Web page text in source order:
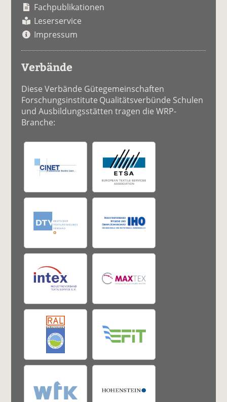
Fachpublikationen
Leserservice
Impressum
Verbände
Diese Verbände Gütegemeinschaften
Forschungsinstitute Qualitätsverbünde Schulen
und Ausbildungsstätten tragen die WRP-
Branche: